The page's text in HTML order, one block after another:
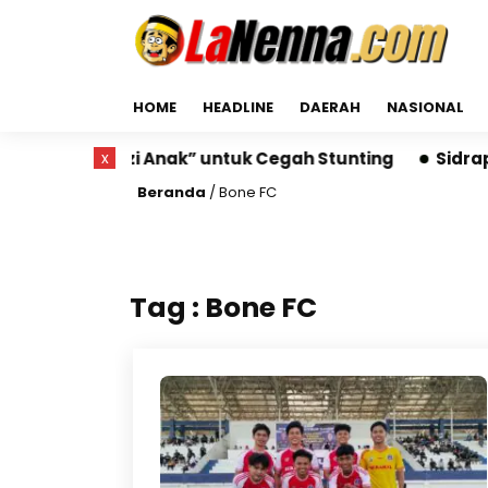
HOME HEADLINE DAERAH NASIONAL
Gizi Anak” untuk Cegah Stunting Sidrap
Beranda /Bone FC
Tag : Bone FC
x